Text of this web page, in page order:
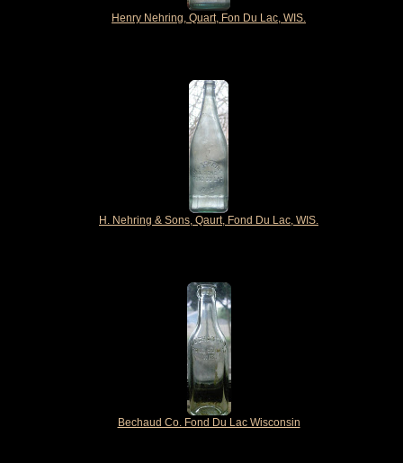
Henry Nehring, Quart, Fon Du Lac, WIS.
H. Nehring & Sons, Qaurt, Fond Du Lac, WIS.
Bechaud Co. Fond Du Lac Wisconsin